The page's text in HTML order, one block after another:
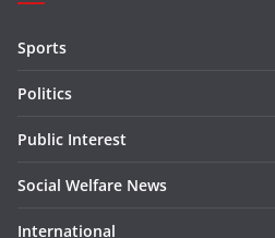
Sports
Politics
Public Interest
Social Welfare News
International